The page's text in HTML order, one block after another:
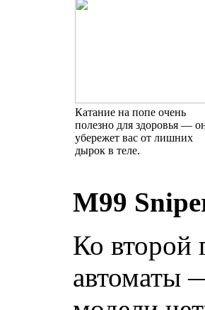
Катание на попе очень
полезно для здоровья —
убережет вас от лишних
дырок в теле.
M99
Ко